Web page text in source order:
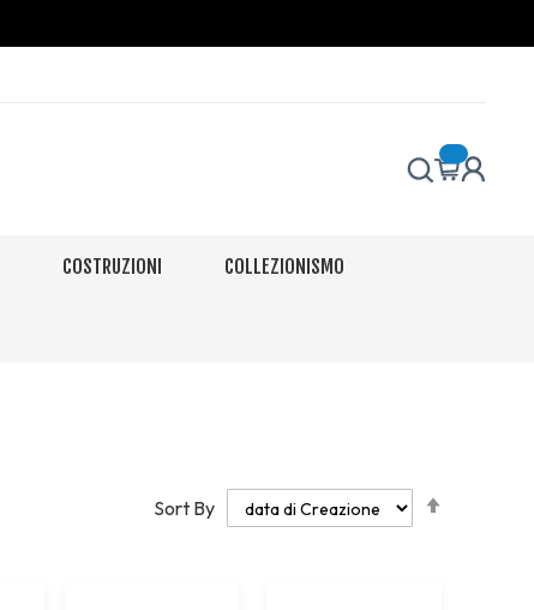
COSTRUZIONI COLLEZIONISMO
Sort By